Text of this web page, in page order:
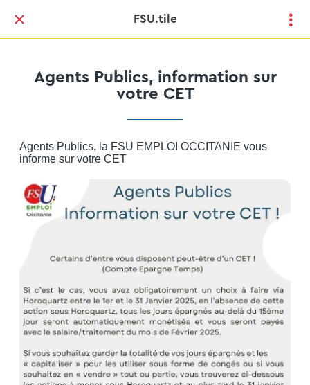
FSU.tile
Agents Publics, information sur
votre CET
Agents Publics, la FSU EMPLOI OCCITANIE vous
informe sur votre CET